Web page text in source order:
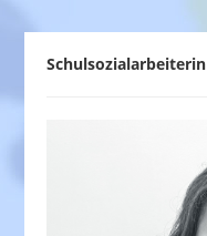
Schulsozialarbeiterin